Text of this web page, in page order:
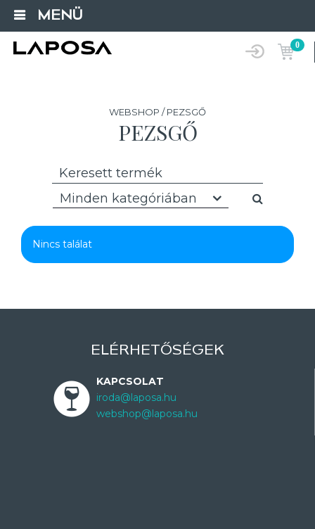
MENÜ
0
WEBSHOP / PEZSGŐ
PEZSGŐ
Minden kategóriában
Nincs találat
ELÉRHETŐSÉGEK
KAPCSOLAT
iroda@laposa.hu
webshop@laposa.hu